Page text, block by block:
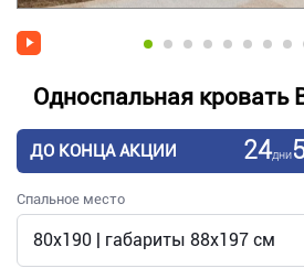
Односпальная кровать
ДО КОНЦА АКЦИИ 24дни
Спальное место